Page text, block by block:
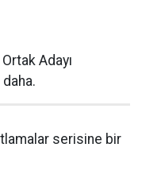
Adayı
serisine bir